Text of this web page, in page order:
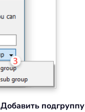
Добавить подгруппу